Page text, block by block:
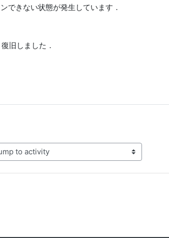
きない状態が発生しています．
旧しました．
to activity